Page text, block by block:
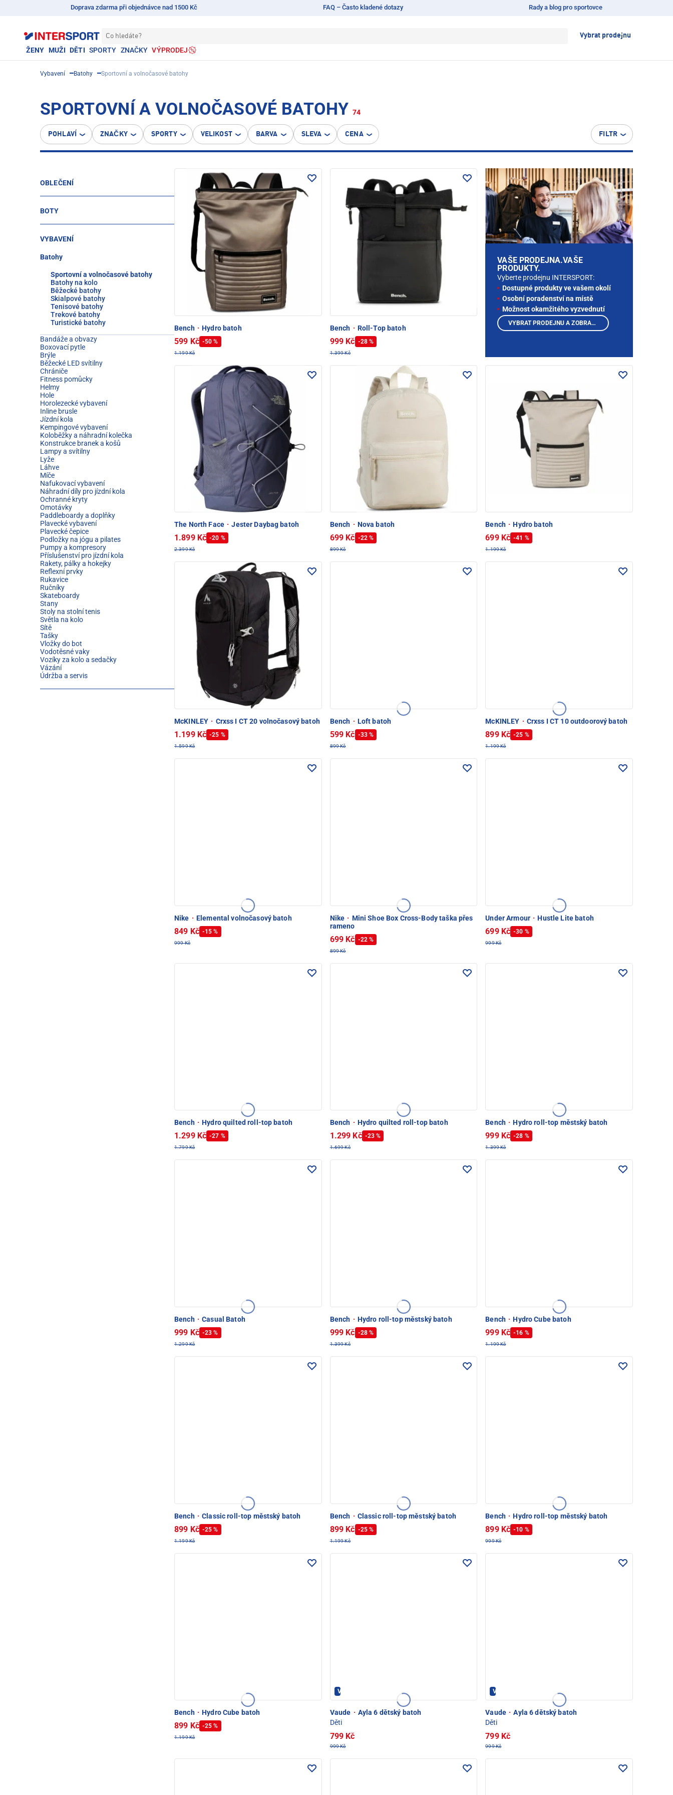
Doprava zdarma při objednávce nad 1500 Kč FAQ – Často kladené dotazy Rady a blog pro sportovce
Co hledáte? Vybrat prodejnu
ŽENY MUŽI DĚTI SPORTY ZNAČKY VÝPRODEJ
Vybavení Batohy Sportovní a volnočasové batohy
SPORTOVNÍ A VOLNOČASOVÉ BATOHY 74
POHLAVÍ ZNAČKY SPORTY VELIKOST BARVA SLEVA CENA FILTR
OBLEČENÍ
BOTY
VYBAVENÍ
Batohy
Sportovní a volnočasové batohy
Batohy na kolo
Běžecké batohy
Skialpové batohy
Tenisové batohy
Trekové batohy
Turistické batohy
Bandáže a obvazy
Boxovací pytle
Brýle
Běžecké LED svítilny
Chrániče
Fitness pomůcky
Helmy
Hole
Horolezecké vybavení
Inline brusle
Jízdní kola
Kempingové vybavení
Koloběžky a náhradní kolečka
Konstrukce branek a košů
Lampy a svítilny
Lyže
Láhve
Míče
Nafukovací vybavení
Náhradní díly pro jízdní kola
Ochranné kryty
Omotávky
Paddleboardy a doplňky
Plavecké vybavení
Plavecké čepice
Podložky na jógu a pilates
Pumpy a kompresory
Příslušenství pro jízdní kola
Rakety, pálky a hokejky
Reflexní prvky
Rukavice
Ručníky
Skateboardy
Stany
Stoly na stolní tenis
Světla na kolo
Sítě
Tašky
Vložky do bot
Vodotěsné vaky
Vozíky za kolo a sedačky
Vázání
Údržba a servis
Bench · Hydro batoh
599 Kč -50 %
1.199 Kč
Bench · Roll-Top batoh
999 Kč -28 %
1.399 Kč
The North Face · Jester Daybag batoh
1.899 Kč -20 %
2.399 Kč
Bench · Nova batoh
699 Kč -22 %
899 Kč
Bench · Hydro batoh
699 Kč -41 %
1.199 Kč
McKINLEY · Crxss I CT 20 volnočasový batoh
1.199 Kč -25 %
1.599 Kč
Bench · Loft batoh
599 Kč -33 %
899 Kč
McKINLEY · Crxss I CT 10 outdoorový batoh
899 Kč -25 %
1.199 Kč
Nike · Elemental volnočasový batoh
849 Kč -15 %
999 Kč
Nike · Mini Shoe Box Cross-Body taška přes
rameno
699 Kč -22 %
899 Kč
Under Armour · Hustle Lite batoh
699 Kč -30 %
999 Kč
Bench · Hydro quilted roll-top batoh
1.299 Kč -27 %
1.799 Kč
Bench · Hydro quilted roll-top batoh
1.299 Kč -23 %
1.699 Kč
Bench · Hydro roll-top městský batoh
999 Kč -28 %
1.399 Kč
Bench · Casual Batoh
999 Kč -23 %
1.299 Kč
Bench · Hydro roll-top městský batoh
999 Kč -28 %
1.399 Kč
Bench · Hydro Cube batoh
999 Kč -16 %
1.199 Kč
Bench · Classic roll-top městský batoh
899 Kč -25 %
1.199 Kč
Bench · Classic roll-top městský batoh
899 Kč -25 %
1.199 Kč
Bench · Hydro roll-top městský batoh
899 Kč -10 %
999 Kč
Bench · Hydro Cube batoh
899 Kč -25 %
1.199 Kč
Vaude - PEC POD SNĚŽKOU
Vaude · Ayla 6 dětský batoh
Děti
799 Kč
999 Kč
Vaude - PEC POD SNĚŽKOU
Vaude · Ayla 6 dětský batoh
Děti
799 Kč
999 Kč
VAŠE PRODEJNA.VAŠE
PRODUKTY.
Vyberte prodejnu INTERSPORT:
Dostupné produkty ve vašem okolí
Osobní poradenství na místě
Možnost okamžitého vyzvednutí
VYBRAT PRODEJNU A ZOBRAZIT PRODUKTY